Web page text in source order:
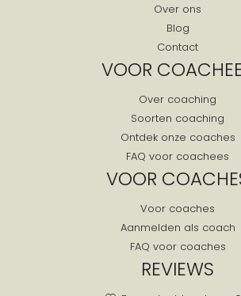
Griendtsveen
Gulpen-wittem
Over ons
Blog
Contact
VOOR
Over coaching
Soorten coaching
Ontdek onze coaches
FAQ voor coachees
VOOR
Voor coaches
Aanmelden als coach
FAQ voor coaches
REVIEWS